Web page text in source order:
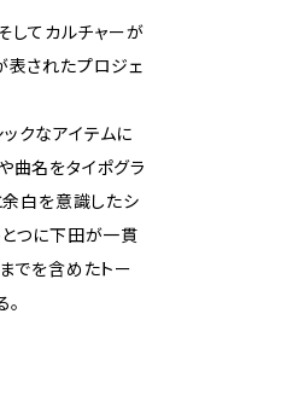
してカルチャーが
表されたプロジェ
クなアイテムに
曲名をタイポグラ
余白を意識したシ
つに下田が一貫
でを含めたトー